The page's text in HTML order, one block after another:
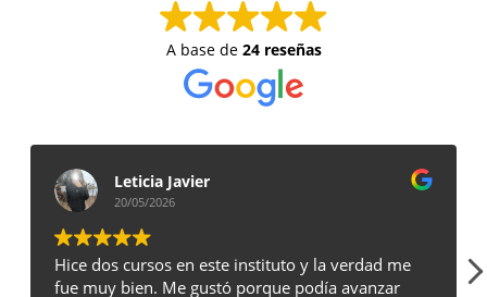
A base de 24 reseñas
Lucia Ferreira
12/05/2026
Excelente atención, buenos cursos.